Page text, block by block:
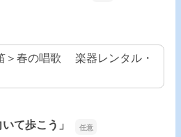
＞春の唱歌 楽器レンタル・
て歩こう」